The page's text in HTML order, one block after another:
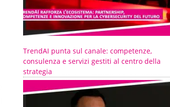
TrendAI punta sul canale: competenze,
consulenza e servizi gestiti al centro della
strategia